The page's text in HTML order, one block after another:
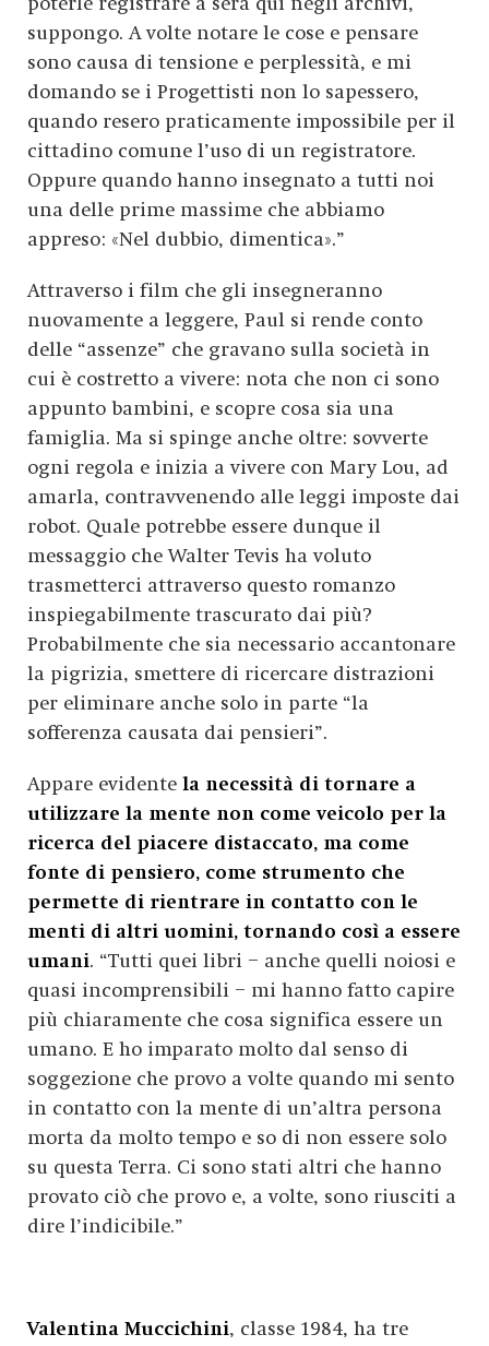
suppongo. A volte notare le cose e pensare
sono causa di tensione e perplessità, e mi
domando se i Progettisti non lo sapessero,
quando resero praticamente impossibile per il
cittadino comune l’uso di un registratore.
Oppure quando hanno insegnato a tutti noi
una delle prime massime che abbiamo
appreso: «Nel dubbio, dimentica».”
Attraverso i film che gli insegneranno
nuovamente a leggere, Paul si rende conto
delle “assenze” che gravano sulla società in
cui è costretto a vivere: nota che non ci sono
appunto bambini, e scopre cosa sia una
famiglia. Ma si spinge anche oltre: sovverte
ogni regola e inizia a vivere con Mary Lou, ad
amarla, contravvenendo alle leggi imposte dai
robot. Quale potrebbe essere dunque il
messaggio che Walter Tevis ha voluto
trasmetterci attraverso questo romanzo
inspiegabilmente trascurato dai più?
Probabilmente che sia necessario accantonare
la pigrizia, smettere di ricercare distrazioni
per eliminare anche solo in parte “la
sofferenza causata dai pensieri”.
Appare evidente la necessità di tornare a
utilizzare la mente non come veicolo per la
ricerca del piacere distaccato, ma come
fonte di pensiero, come strumento che
permette di rientrare in contatto con le
menti di altri uomini, tornando così a essere
umani. “Tutti quei libri – anche quelli noiosi e
quasi incomprensibili – mi hanno fatto capire
più chiaramente che cosa significa essere un
umano. E ho imparato molto dal senso di
soggezione che provo a volte quando mi sento
in contatto con la mente di un’altra persona
morta da molto tempo e so di non essere solo
su questa Terra. Ci sono stati altri che hanno
provato ciò che provo e, a volte, sono riusciti a
dire l’indicibile.”
Valentina Muccichini, classe 1984, ha tre